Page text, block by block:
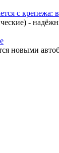
с
-
новыми